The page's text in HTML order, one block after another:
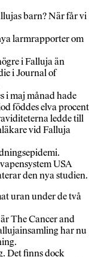
barn? När får vi
larmrapporter om
i Falluja än
i Journal of
i maj månad hade
föddes elva procent
ledde till
vid Falluja
USA
den nya studien.
uran under de två
The Cancer and
har nu
Det finns dock